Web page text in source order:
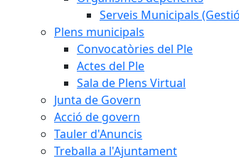
Serveis Municipals
Plens municipals
Convocatòries del Ple
Actes del Ple
Sala de Plens Virtual
Junta de Govern
Acció de govern
Tauler d'Anuncis
Treballa a l'Ajuntament